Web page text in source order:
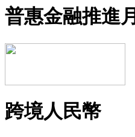
普惠金融推進月
跨境人民幣